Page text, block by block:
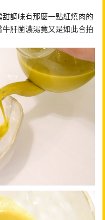
調味有那麼一點紅燒肉的
肝菌濃湯竟又是如此合拍